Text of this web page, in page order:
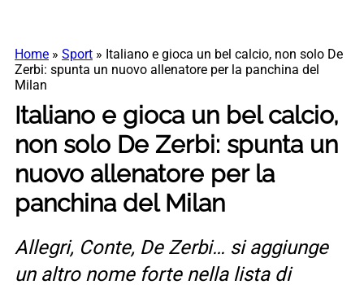
Home » Sport » Italiano e gioca un bel calcio, non solo De
Zerbi: spunta un nuovo allenatore per la panchina del
Milan
Italiano e gioca un bel calcio,
non solo De Zerbi: spunta un
nuovo allenatore per la
panchina del Milan
Allegri, Conte, De Zerbi… si aggiunge
un altro nome forte nella lista di